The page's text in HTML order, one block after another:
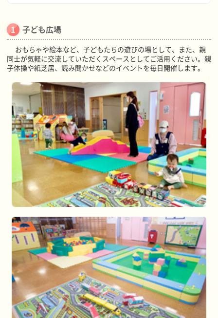
子ども広場
おもちゃや絵本など、子どもたちの遊びの場として、また、親
同士が気軽に交流していただくスペースとしてご活用ください。親
子体操や紙芝居、読み聞かせなどのイベントを毎日開催します。